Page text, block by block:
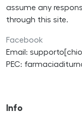
assume any
through this site.
Facebook
Email:
PEC:
Info